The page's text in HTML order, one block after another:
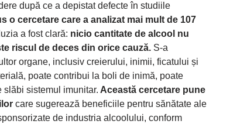
după ce a depistat defecte în studiile
o cercetare care a analizat mai mult de 107
a fost clară: nicio cantitate de alcool nu
riscul de deces din orice cauză. S-a
organe, inclusiv creierului, inimii, ficatului și
poate contribui la boli de inimă, poate
slăbi sistemul imunitar. Această cercetare pune
care sugerează beneficiile pentru sănătate ale
de industria alcoolului, conform